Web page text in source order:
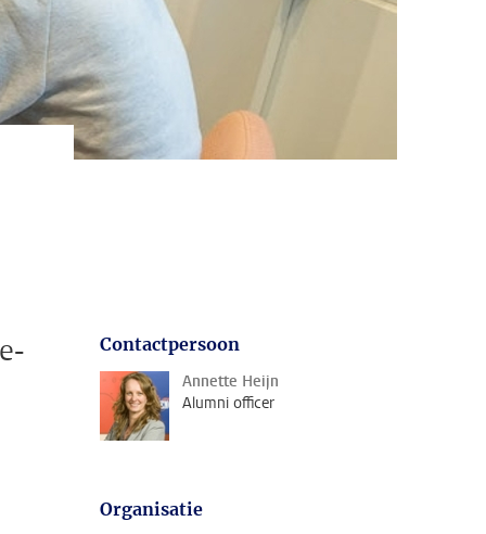
Contactpersoon
Annette Heijn
Alumni officer
Organisatie